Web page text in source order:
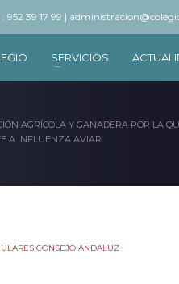
952 39 17 99 |
SERVICIOS
AGRÍCOLA Y GANADERA POR LA
A INFLUENZA AVIAR
CONSEJO ANDALUZ